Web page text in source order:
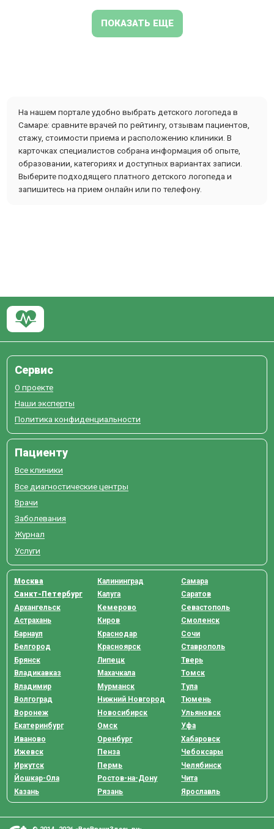
ПОКАЗАТЬ ЕЩЕ
На нашем портале удобно выбрать детского логопеда в
Самаре: сравните врачей по рейтингу, отзывам пациентов,
стажу, стоимости приема и расположению клиники. В
карточках специалистов собрана информация об опыте,
образовании, категориях и доступных вариантах записи.
Выберите подходящего платного детского логопеда и
запишитесь на прием онлайн или по телефону.
Сервис
О проекте
Наши эксперты
Политика конфиденциальности
Пациенту
Все клиники
Все диагностические центры
Врачи
Заболевания
Журнал
Услуги
Москва
Санкт-Петербург
Архангельск
Астрахань
Барнаул
Белгород
Брянск
Владикавказ
Владимир
Волгоград
Воронеж
Екатеринбург
Иваново
Ижевск
Иркутск
Йошкар-Ола
Казань
Калининград
Калуга
Кемерово
Киров
Краснодар
Красноярск
Липецк
Махачкала
Мурманск
Нижний Новгород
Новосибирск
Омск
Оренбург
Пенза
Пермь
Ростов-на-Дону
Рязань
Самара
Саратов
Севастополь
Смоленск
Сочи
Ставрополь
Тверь
Томск
Тула
Тюмень
Ульяновск
Уфа
Хабаровск
Чебоксары
Челябинск
Чита
Ярославль